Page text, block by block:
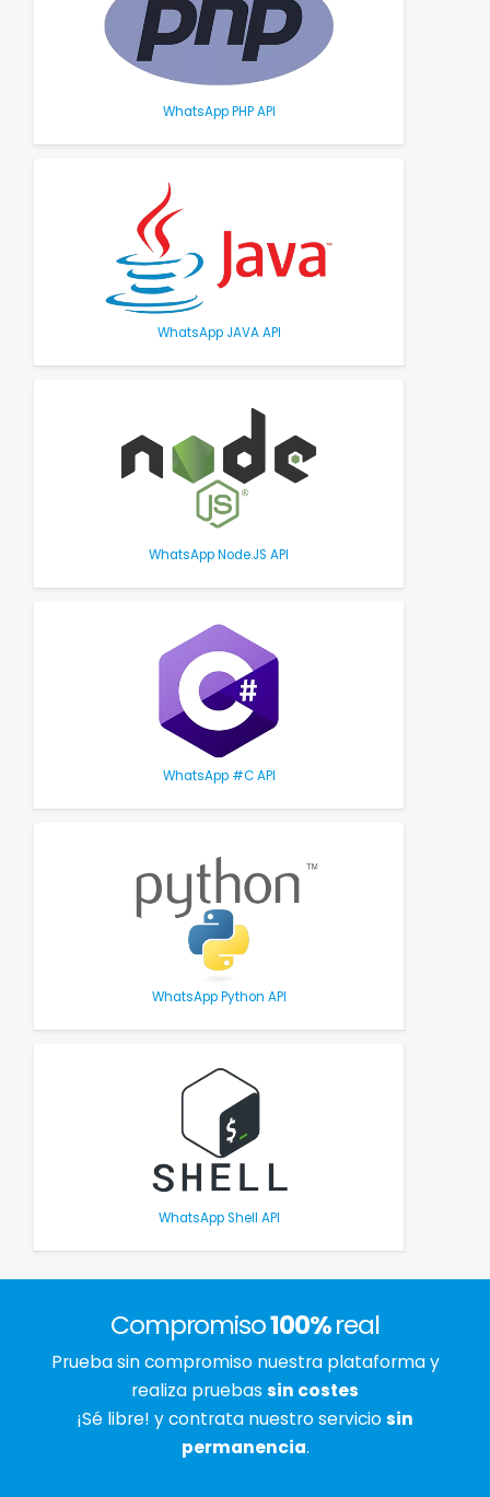
WhatsApp PHP API
WhatsApp JAVA API
WhatsApp Node.JS API
WhatsApp #C API
WhatsApp Python API
WhatsApp Shell API
Compromiso100%real
Prueba sin compromiso nuestra plataforma y
realiza pruebas sin costes
¡Sé libre! y contrata nuestro serviciosin
permanencia.